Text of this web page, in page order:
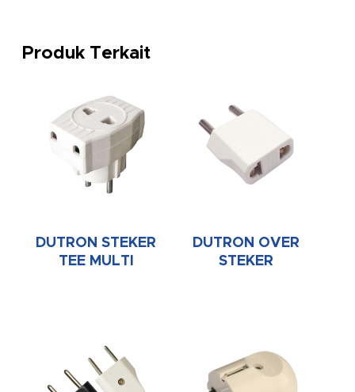
Produk Terkait
DUTRON STEKER
TEE MULTI
DUTRON OVER
STEKER